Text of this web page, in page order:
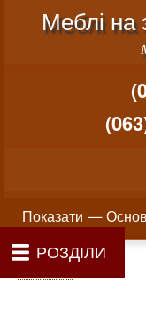
Меню облікового
Меблі на
Основна навіґація
Показати —
Як
Рядок навіґації
Головна
РОЗДІЛИ